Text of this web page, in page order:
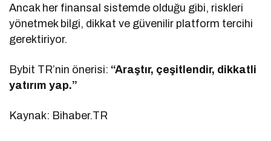
Ancak her finansal sistemde olduğu gibi, riskleri
yönetmek bilgi, dikkat ve güvenilir platform tercihi
gerektiriyor.
Bybit TR’nin önerisi: “Araştır, çeşitlendir, dikkatli
yatırım yap.”
Kaynak: Bihaber.TR